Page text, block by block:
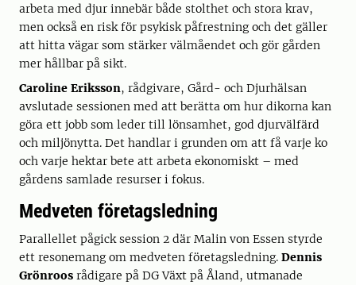
arbeta med djur innebär både stolthet och stora krav,
men också en risk för psykisk påfrestning och det gäller
att hitta vägar som stärker välmåendet och gör gården
mer hållbar på sikt.
Caroline Eriksson, rådgivare, Gård- och Djurhälsan
avslutade sessionen med att berätta om hur dikorna kan
göra ett jobb som leder till lönsamhet, god djurvälfärd
och miljönytta. Det handlar i grunden om att få varje ko
och varje hektar bete att arbeta ekonomiskt – med
gårdens samlade resurser i fokus.
Medveten företagsledning
Parallellet pågick session 2 där Malin von Essen styrde
ett resonemang om medveten företagsledning. Dennis
Grönroos rådigare på DG Växt på Åland, utmanade